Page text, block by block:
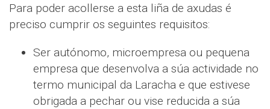
Para poder acollerse a esta liña de axudas é
preciso cumprir os seguintes requisitos:
Ser autónomo, microempresa ou pequena
empresa que desenvolva a súa actividade no
termo municipal da Laracha e que estivese
obrigada a pechar ou vise reducida a súa